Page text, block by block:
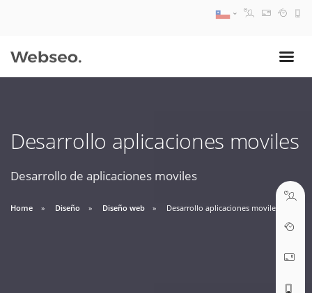
Desarrollo aplicaciones moviles
Desarrollo de aplicaciones moviles
Home Diseño Diseño web Desarrollo aplicaciones moviles
09:30 AM A 18:30 PM
soporte@webseo.cl